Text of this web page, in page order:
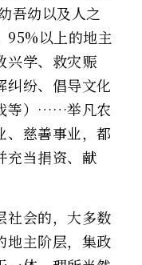
吾幼以及人之
以上的地主
兴学、救灾赈
纠纷、倡导文化
等）……举凡农
、慈善事业，都
充当捐资、献
社会的，大多数
地主阶层，集政